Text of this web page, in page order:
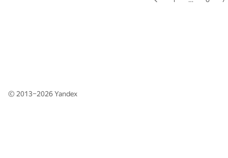
© 2013–2026Yandex